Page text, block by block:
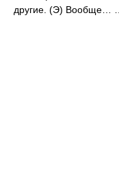
другие. (Э)